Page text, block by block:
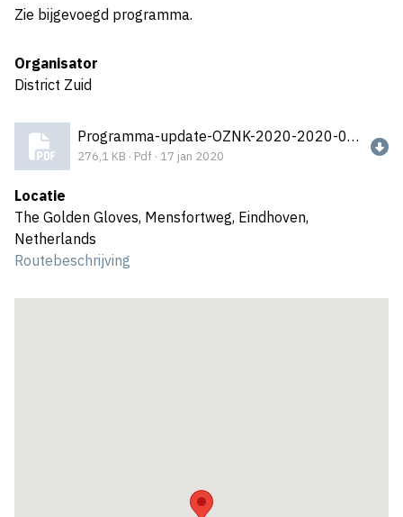
Zie bijgevoegd programma.
Organisator
District Zuid
Programma-update-OZNK-2020-2020-01-18_200117_132719.pdf
276,1 KB · Pdf · 17 jan 2020
Locatie
The Golden Gloves, Mensfortweg, Eindhoven,
Netherlands
Routebeschrijving